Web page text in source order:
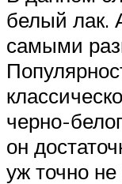
белый лак.
самыми
черно-
он
уж точно не